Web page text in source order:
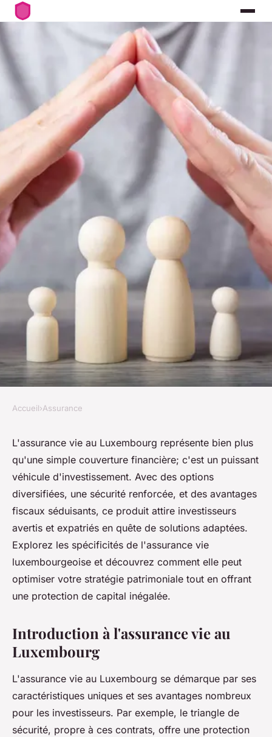
L'assurance vie au
Luxembourg : un
investissement judicieux
Lya•9 février 2025•5 min de lecture
Accueil›Assurance
L'assurance vie au Luxembourg représente bien plus
qu'une simple couverture financière; c'est un puissant
véhicule d'investissement. Avec des options
diversifiées, une sécurité renforcée, et des avantages
fiscaux séduisants, ce produit attire investisseurs
avertis et expatriés en quête de solutions adaptées.
Explorez les spécificités de l'assurance vie
luxembourgeoise et découvrez comment elle peut
optimiser votre stratégie patrimoniale tout en offrant
une protection de capital inégalée.
Introduction à l'assurance vie au
Luxembourg
L'assurance vie au Luxembourg se démarque par ses
caractéristiques uniques et ses avantages nombreux
pour les investisseurs. Par exemple, le triangle de
sécurité, propre à ces contrats, offre une protection